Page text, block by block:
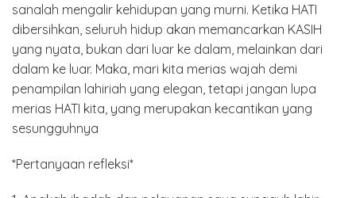
sanalah mengalir kehidupan yang murni. Ketika HATI
dibersihkan, seluruh hidup akan memancarkan KASIH
yang nyata, bukan dari luar ke dalam, melainkan dari
dalam ke luar. Maka, mari kita merias wajah demi
penampilan lahiriah yang elegan, tetapi jangan lupa
merias HATI kita, yang merupakan kecantikan yang
sesungguhnya
*Pertanyaan refleksi*